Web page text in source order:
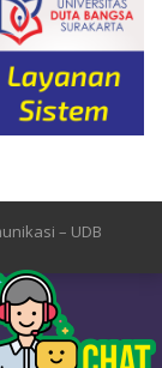
– UDB